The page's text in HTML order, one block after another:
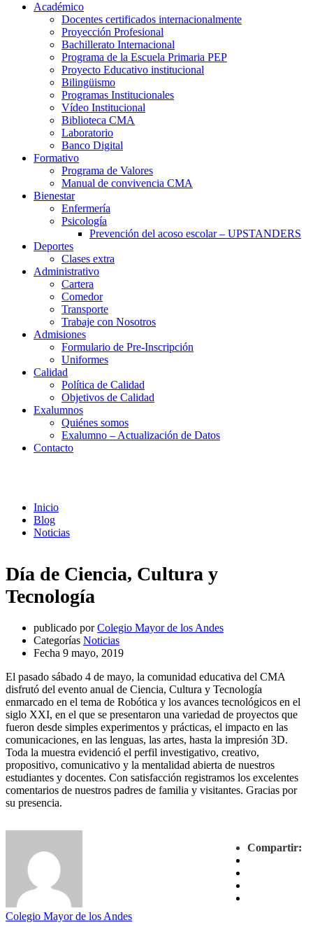
Académico
Docentes certificados internacionalmente
Proyección Profesional
Bachillerato Internacional
Programa de la Escuela Primaria PEP
Proyecto Educativo institucional
Bilingüismo
Programas Institucionales
Vídeo Institucional
Biblioteca CMA
Laboratorio
Banco Digital
Formativo
Programa de Valores
Manual de convivencia CMA
Bienestar
Enfermería
Psicología
Prevención del acoso escolar – UPSTANDERS
Deportes
Clases extra
Administrativo
Cartera
Comedor
Transporte
Trabaje con Nosotros
Admisiones
Formulario de Pre-Inscripción
Uniformes
Calidad
Política de Calidad
Objetivos de Calidad
Exalumnos
Quiénes somos
Exalumno – Actualización de Datos
Contacto
Inicio
Blog
Noticias
Día de Ciencia, Cultura y
Tecnología
publicado por Colegio Mayor de los Andes
Categorías Noticias
Fecha 9 mayo, 2019
El pasado sábado 4 de mayo, la comunidad educativa del CMA
disfrutó del evento anual de Ciencia, Cultura y Tecnología
enmarcado en el tema de Robótica y los avances tecnológicos en el
siglo XXI, en el que se presentaron una variedad de proyectos que
fueron desde simples experimentos y prácticas, el impacto en las
comunicaciones, en las lenguas, las artes, hasta la impresión 3D.
Toda la muestra evidenció el perfil investigativo, creativo,
propositivo, comunicativo y la mentalidad abierta de nuestros
estudiantes y docentes. Con satisfacción registramos los excelentes
comentarios de nuestros padres de familia y visitantes. Gracias por
su presencia.
Compartir:
Colegio Mayor de los Andes